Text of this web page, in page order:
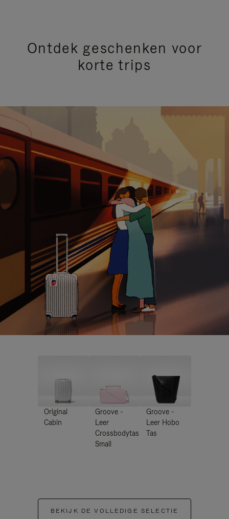
Ontdek geschenken voor
korte trips
Original
Cabin
Groove -
Leer
Crossbodytas
Small
Groove -
Leer Hobo
Tas
BEKIJK DE VOLLEDIGE SELECTIE